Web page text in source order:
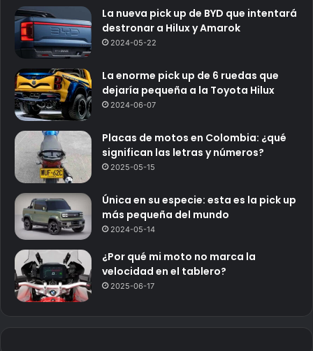
La nueva pick up de BYD que intentará
destronar a Hilux y Amarok
2024-05-22
La enorme pick up de 6 ruedas que
dejaría pequeña a la Toyota Hilux
2024-06-07
Placas de motos en Colombia: ¿qué
significan las letras y números?
2025-05-15
Única en su especie: esta es la pick up
más pequeña del mundo
2024-05-14
¿Por qué mi moto no marca la
velocidad en el tablero?
2025-06-17